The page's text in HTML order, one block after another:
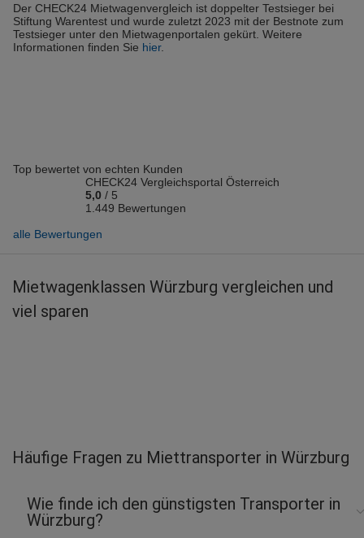
Der CHECK24 Mietwagenvergleich ist doppelter Testsieger bei
Stiftung Warentest und wurde zuletzt 2023 mit der Bestnote zum
Testsieger unter den Mietwagenportalen gekürt. Weitere
Informationen finden Sie hier.
Top bewertet von echten Kunden
CHECK24 Vergleichsportal Österreich
5,0 / 5
1.449 Bewertungen
alle Bewertungen
Mietwagenklassen Würzburg vergleichen und
viel sparen
Häufige Fragen zu Miettransporter in Würzburg
Wie finde ich den günstigsten Transporter in
Würzburg?